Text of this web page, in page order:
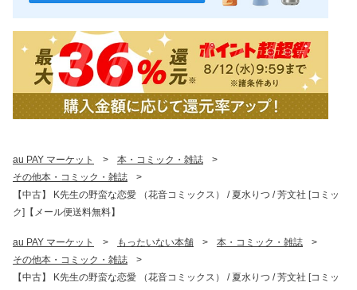
au PAY マーケット > 本・コミック・雑誌
>
その他本・コミック・雑誌
>
【中古】 K先生の野蛮な恋愛 （花音コミックス） / 夏水りつ / 芳文社 [コミッ
ク]【メール便送料無料】
au PAY マーケット > もったいない本舗 > 本・コミック・雑誌
>
その他本・コミック・雑誌
>
【中古】 K先生の野蛮な恋愛 （花音コミックス） / 夏水りつ / 芳文社 [コミッ